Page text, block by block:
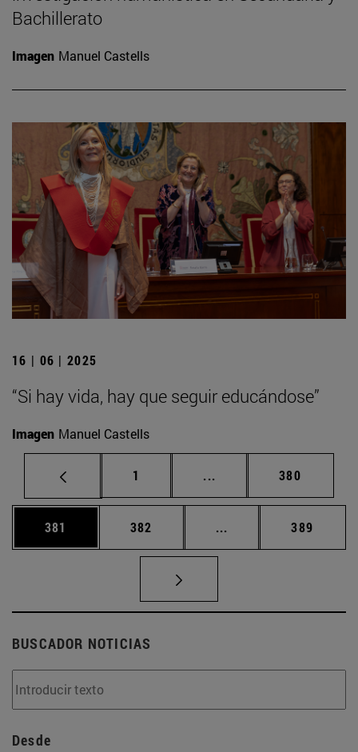
Bachillerato
Imagen Manuel Castells
16 | 06 | 2025
“Si hay vida, hay que seguir educándose”
Imagen Manuel Castells
Página
1 ... Páginas intermedias
Página
380
Página
381 Página
382 ... Páginas intermedias
Página
389
BUSCADOR NOTICIAS
Desde